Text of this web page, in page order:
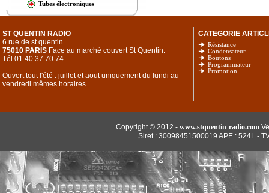
Tubes électroniques
ST QUENTIN RADIO
6 rue de st quentin
75010 PARIS Face au marché couvert St Quentin.
Tél 01.40.37.70.74
Ouvert tout l'été : juillet et aout uniquement du lundi au
vendredi mêmes horaires
CATEGORIE
Résistance
Condensateur
Boutons
Programmateur
Promotion
Copyright © 2012 - www.stquentin-radio.com
Siret : 30098451500019 APE : 524L -